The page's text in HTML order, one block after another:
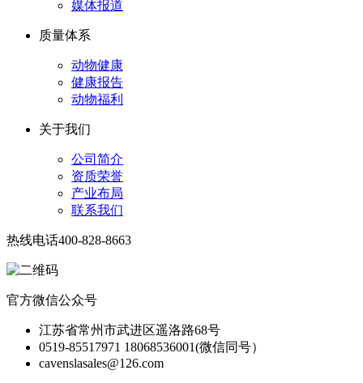
媒体报道
质量体系
动物健康
健康报告
动物福利
关于我们
公司简介
资质荣誉
产业布局
联系我们
热线电话400-828-8663
官方微信公众号
江苏省常州市武进区遥洛路68号
0519-85517971 18068536001(微信同号）
cavenslasales@126.com